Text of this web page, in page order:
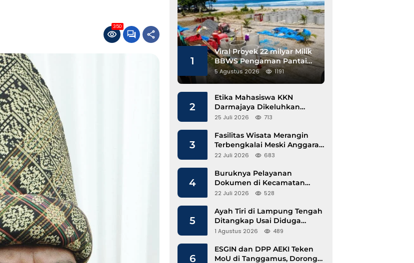
350
1
Viral Proyek 22 milyar Milik
BBWS Pengaman Pantai
Pesisir Barat Diduga
Gunakan Besi Banci
5 Agustus 2026 1191
2
Etika Mahasiswa KKN
Darmajaya Dikeluhkan
Kepala Pekon Sinar Jawa
25 Juli 2026 713
3
Fasilitas Wisata Merangin
Terbengkalai Meski Anggaran
Perawatan Terus Mengalir
22 Juli 2026 683
4
Buruknya Pelayanan
Dokumen di Kecamatan
Pangkalan Susu, Kinerja
22 Juli 2026 528
5
Ayah Tiri di Lampung Tengah
Ditangkap Usai Diduga
Hamili Anak di Bawah Umur
1 Agustus 2026 489
6
ESGIN dan DPP AEKI Teken
MoU di Tanggamus, Dorong